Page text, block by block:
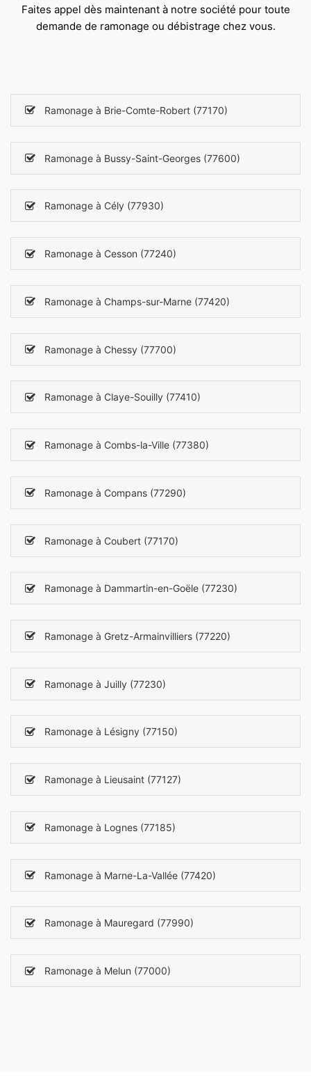
Faites appel dès maintenant à notre société pour toute
demande de ramonage ou débistrage chez vous.
Ramonage à Brie-Comte-Robert (77170)
Ramonage à Bussy-Saint-Georges (77600)
Ramonage à Cély (77930)
Ramonage à Cesson (77240)
Ramonage à Champs-sur-Marne (77420)
Ramonage à Chessy (77700)
Ramonage à Claye-Souilly (77410)
Ramonage à Combs-la-Ville (77380)
Ramonage à Compans (77290)
Ramonage à Coubert (77170)
Ramonage à Dammartin-en-Goële (77230)
Ramonage à Gretz-Armainvilliers (77220)
Ramonage à Juilly (77230)
Ramonage à Lésigny (77150)
Ramonage à Lieusaint (77127)
Ramonage à Lognes (77185)
Ramonage à Marne-La-Vallée (77420)
Ramonage à Mauregard (77990)
Ramonage à Melun (77000)